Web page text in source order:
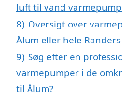
luft til vand
8) Oversigt over
Ålum eller hele
9) Søg efter en
varmepumper i de
til Ålum?